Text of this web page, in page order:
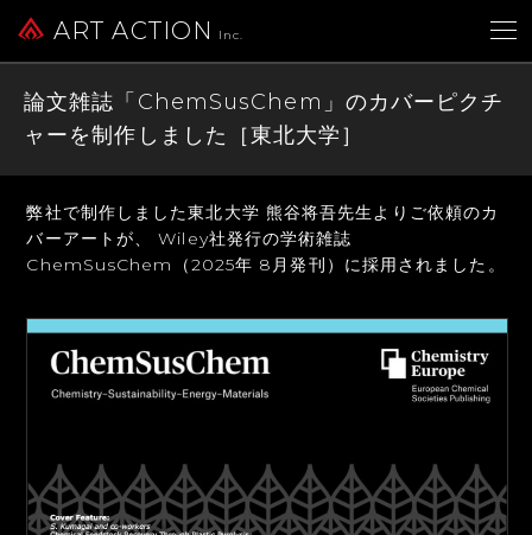
ART ACTION Inc.
論文雑誌「ChemSusChem」のカバーピクチ
ャーを制作しました［東北大学］
弊社で制作しました東北大学 熊谷将吾先生よりご依頼のカ
バーアートが、
Wiley社発行の学術雑誌
ChemSusChem（2025年 8月発刊）に採用されました。